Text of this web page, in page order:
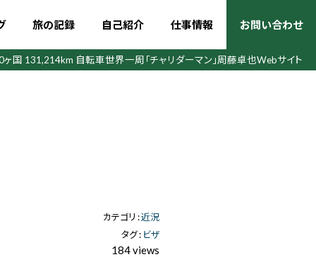
旅の記録 自己紹介 仕事情報 お問い合わせ
ヶ国 131,214km 自転車世界一周 「チャリダーマン」周藤卓也Webサイト
カテゴリ :近況
タグ : ビザ
184 views